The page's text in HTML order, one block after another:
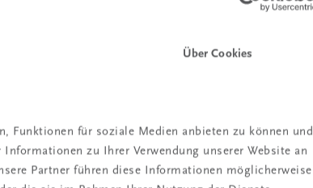
Über Cookies
Funktionen für soziale Medien anbieten zu können und
zu Ihrer Verwendung unserer Website an
Partner führen diese Informationen möglicherweise